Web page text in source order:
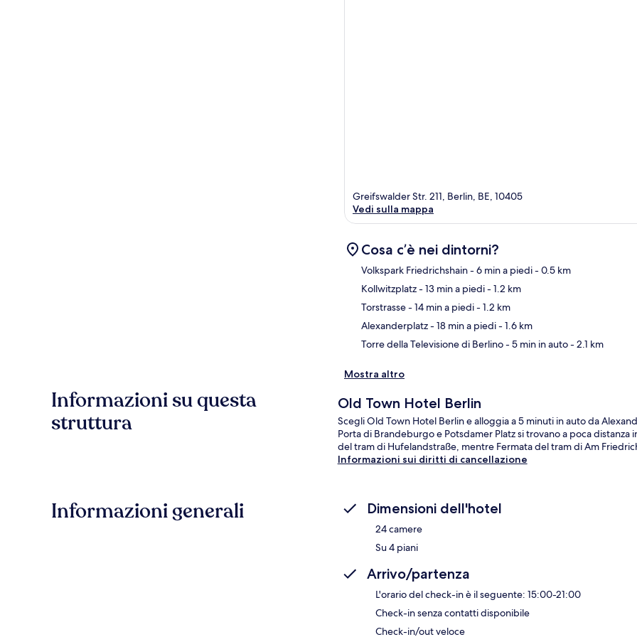
Greifswalder Str. 211, Berlin, BE, 10405
Vedi sulla mappa
Cosa c’è nei dintorni?
Volkspark Friedrichshain- 6 min a piedi- 0.5 km
Kollwitzplatz- 13 min a piedi- 1.2 km
Torstrasse- 14 min a piedi- 1.2 km
Alexanderplatz- 18 min a piedi- 1.6 km
Torre della Televisione di Berlino- 5 min in auto- 2.1 km
Mostra altro
Informazioni su questa
struttura
Old Town Hotel Berlin
Scegli Old Town Hotel Berlin e alloggia a 5 minuti in auto da
Porta di Brandeburgo e Potsdamer Platz si trovano a poca
del tram di Hufelandstraße, mentre Fermata del tram di Am
Informazioni sui diritti di cancellazione
Informazioni generali Dimensioni dell'hotel
24 camere
Su 4 piani
Arrivo/partenza
L'orario del check-in è il seguente: 15:00-21:00
Check-in senza contatti disponibile
Check-in/out veloce